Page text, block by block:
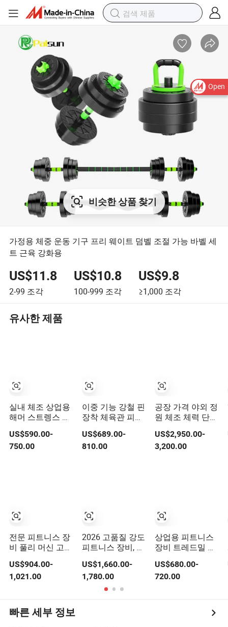
Open
비슷한 상품 찾기
가정용 체중 운동 기구 프리 웨이트 덤벨 조절 가능 바벨 세
트 근육 강화용
US$11.8
2-99 조각
US$10.8
100-999 조각
US$9.8
≥1,000 조각
유사한 제품
실내 체조 상업용
해머 스트렝스 장
비 보디빌딩 핀 장
착 운동 체육관 스
포츠 기계 피트니
US$590.00-
750.00
전문 피트니스 장
비 풀리 머신 고급
운동 상업용 피트
니스 기계 체육관
US$904.00-
1,021.00
이중 기능 강철 핀
장착 체육관 피트
니스 장비 앉아서
다리 확장과 엎드
려 다리 컬 운동
US$689.00-
810.00
2026 고품질 강도
피트니스 장비, 체
육관 클럽
US$1,660.00-
1,780.00
공장 가격 야외 정
원 체조 체력 단련
거리 운동 공원 운
동 스포츠 피트니
스 운동 놀이터 장
US$2,950.00-
3,200.00
상업용 피트니스
장비 트레드밀 프
벨트 전문 운동 상
업용 피트니스 기
스 장비
US$680.00-
720.00
빠른 세부 정보